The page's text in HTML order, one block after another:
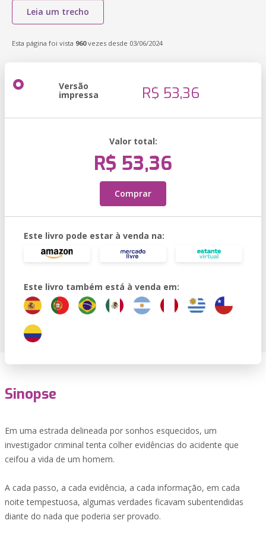
Leia um trecho
Esta página foi vista 960vezes desde 03/06/2024
Versão
impressa R$ 53,36
Valor total:
R$ 53,36
Comprar
Este livro pode estar à venda na:
Este livro também está à venda em:
Sinopse
Em uma estrada delineada por sonhos esquecidos, um
investigador criminal tenta colher evidências do acidente que
ceifou a vida de um homem.
A cada passo, a cada evidência, a cada informação, em cada
noite tempestuosa, algumas verdades ficavam subentendidas
diante do nada que poderia ser provado.